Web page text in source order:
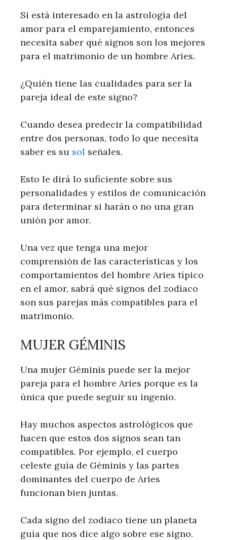
Si está interesado en la astrología del
amor para el emparejamiento, entonces
necesita saber qué signos son los mejores
para el matrimonio de un hombre Aries.
¿Quién tiene las cualidades para ser la
pareja ideal de este signo?
Cuando desea predecir la compatibilidad
entre dos personas, todo lo que necesita
saber es su sol señales.
Esto le dirá lo suficiente sobre sus
personalidades y estilos de comunicación
para determinar si harán o no una gran
unión por amor.
Una vez que tenga una mejor
comprensión de las características y los
comportamientos del hombre Aries típico
en el amor, sabrá qué signos del zodíaco
son sus parejas más compatibles para el
matrimonio.
MUJER GÉMINIS
Una mujer Géminis puede ser la mejor
pareja para el hombre Aries porque es la
única que puede seguir su ingenio.
Hay muchos aspectos astrológicos que
hacen que estos dos signos sean tan
compatibles. Por ejemplo, el cuerpo
celeste guía de Géminis y las partes
dominantes del cuerpo de Aries
funcionan bien juntas.
Cada signo del zodiaco tiene un planeta
guía que nos dice algo sobre ese signo.